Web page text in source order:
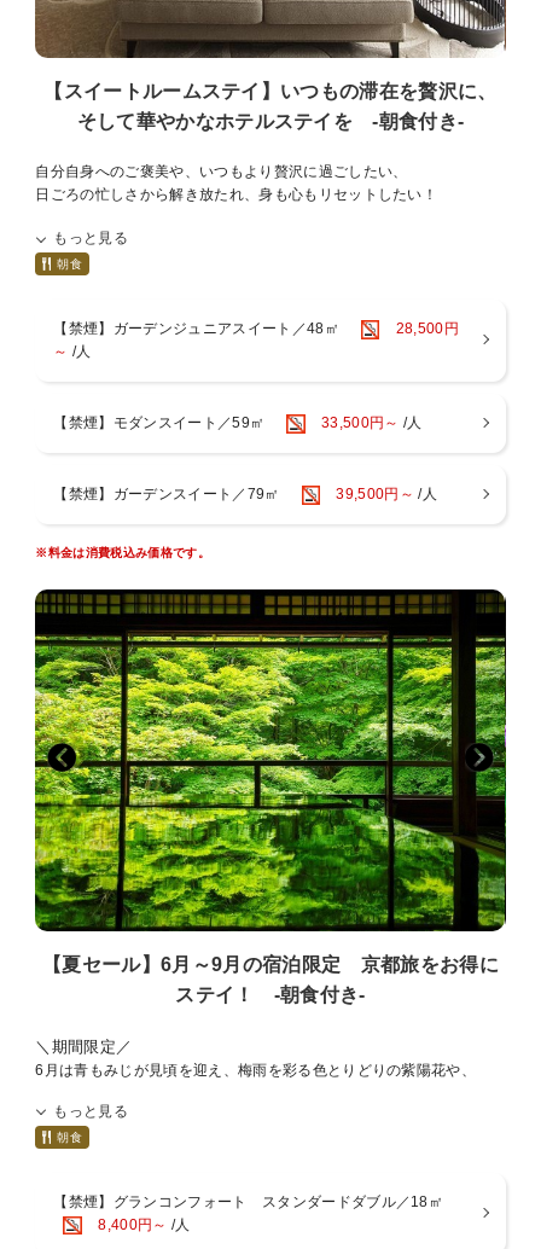
・駐車時間15:00〜翌12:00まで（以降30分毎に800円）
・駐車スペース車長 5.5m 車幅 2.2m 車高 2.2m
【スイートルームステイ】いつもの滞在を贅沢に、
そして華やかなホテルステイを -朝食付き-
自分自身へのご褒美や、いつもより贅沢に過ごしたい、
日ごろの忙しさから解き放たれ、身も心もリセットしたい！
京都センチュリーホテルの館内は、
シンボル「かんじんの京灯り」を中心に広がるノスタルジックモダン
精神を受け継ぎながらも、
時代のニーズに沿ったサービスでお客様をお迎えいたします。
ビュッフェスタイルでのご提供となります。
JR京都駅中央口＜ニデック京都タワー側＞より徒歩約2分。地下（JR
烏丸東口・地下鉄京都駅）から”出口5”をご利用ください。
【ホテル駐車場のご案内】
当館には地下1階に約50台収容可能な駐車場がございます。
収容台数には限りがあり、満車時は駐車場へ入場いただけません。
恐れ入りますが、ホテル周辺のコインパーキング等をご利用くださ
い。
＜提携駐車場や駐車代割引はございません。お客様ご自身にて実費精
算でご利用ください。＞
【駐車場のまとめ】
・事前予約、スペース確保、電話連絡にて確保は一切不可
・収容台数は約50台程度
・駐車場はホテル地下1階＜自走式駐車場＞
・宿泊者一泊1台あたり 2，000円
・駐車時間15:00〜翌12:00まで（以降30分毎に800円）
・駐車スペース車長 5.5m 車幅 2.2m 車高 2.2m
もっと見る
朝食
【禁煙】ガーデンジュニアスイート／48㎡
28,500円
～ /人
【禁煙】モダンスイート／59㎡ 33,500円～ /人
【禁煙】ガーデンスイート／79㎡ 39,500円～ /人
※料金は消費税込み価格です。
【夏セール】6月～9月の宿泊限定 京都旅をお得に
ステイ！ -朝食付き-
＼期間限定／
6月は青もみじが見頃を迎え、梅雨を彩る色とりどりの紫陽花や、
この機会に京都旅行はいかがですか。
四季折々の風情を楽しめる京都で、癒しのひとときをお過ごしくださ
当館は京都駅中央口から徒歩約2分のロケーション！
チェックイン前、チェックアウト後のお荷物預かりはフロントで承り
もっと見る
朝食
【禁煙】グランコンフォート スタンダードダブル／18㎡
8,400円～ /人